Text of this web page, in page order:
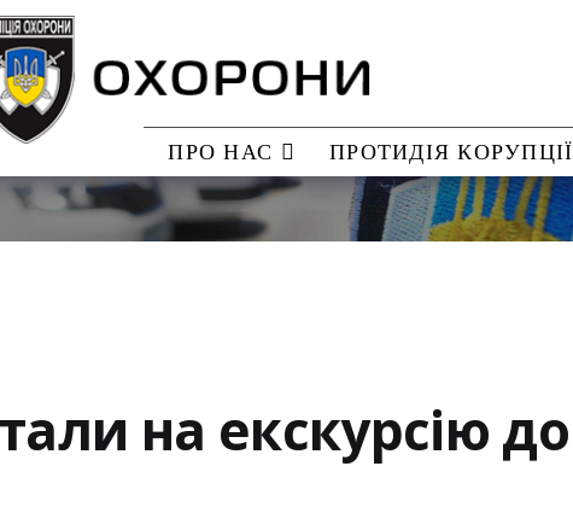
ПРО НАС ПРОТИДІЯ КОРУПЦІЇ
на екскурсію до